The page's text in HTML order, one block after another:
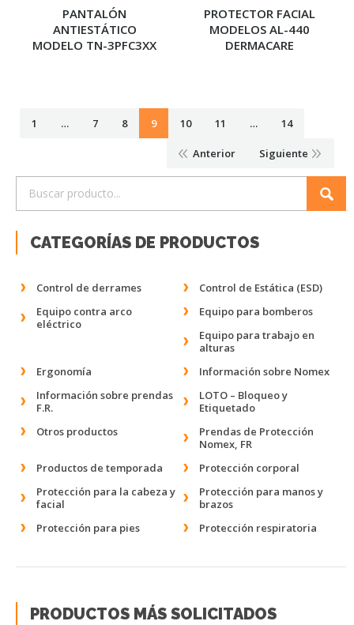
PANTALÓN
ANTIESTÁTICO
MODELO TN-3PFC3XX
PROTECTOR FACIAL
MODELOS AL-440
DERMACARE
1 … 7 8 9 10 11 … 14
Anterior Siguiente
CATEGORÍAS DE PRODUCTOS
Control de derrames
Control de Estática (ESD)
Equipo contra arco
eléctrico
Equipo para bomberos
Equipo para trabajo en
alturas
Ergonomía
Información sobre Nomex
Información sobre prendas
F.R.
LOTO – Bloqueo y
Etiquetado
Otros productos
Prendas de Protección
Nomex, FR
Productos de temporada
Protección corporal
Protección para la cabeza y
facial
Protección para manos y
brazos
Protección para pies
Protección respiratoria
PRODUCTOS MÁS SOLICITADOS